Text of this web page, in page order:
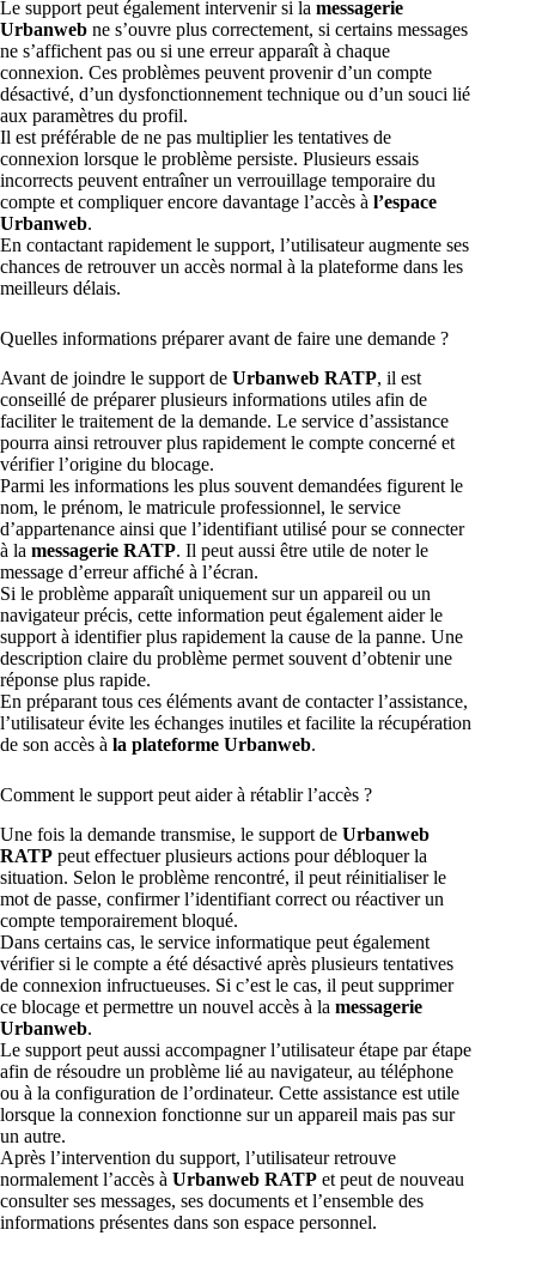
Le support peut également intervenir si la messagerie
Urbanweb ne s’ouvre plus correctement, si certains messages
ne s’affichent pas ou si une erreur apparaît à chaque
connexion. Ces problèmes peuvent provenir d’un compte
désactivé, d’un dysfonctionnement technique ou d’un souci lié
aux paramètres du profil.
Il est préférable de ne pas multiplier les tentatives de
connexion lorsque le problème persiste. Plusieurs essais
incorrects peuvent entraîner un verrouillage temporaire du
compte et compliquer encore davantage l’accès à l’espace
Urbanweb.
En contactant rapidement le support, l’utilisateur augmente ses
chances de retrouver un accès normal à la plateforme dans les
meilleurs délais.
Quelles informations préparer avant de faire une demande ?
Avant de joindre le support de Urbanweb RATP, il est
conseillé de préparer plusieurs informations utiles afin de
faciliter le traitement de la demande. Le service d’assistance
pourra ainsi retrouver plus rapidement le compte concerné et
vérifier l’origine du blocage.
Parmi les informations les plus souvent demandées figurent le
nom, le prénom, le matricule professionnel, le service
d’appartenance ainsi que l’identifiant utilisé pour se connecter
à la messagerie RATP. Il peut aussi être utile de noter le
message d’erreur affiché à l’écran.
Si le problème apparaît uniquement sur un appareil ou un
navigateur précis, cette information peut également aider le
support à identifier plus rapidement la cause de la panne. Une
description claire du problème permet souvent d’obtenir une
réponse plus rapide.
En préparant tous ces éléments avant de contacter l’assistance,
l’utilisateur évite les échanges inutiles et facilite la récupération
de son accès à la plateforme Urbanweb.
Comment le support peut aider à rétablir l’accès ?
Une fois la demande transmise, le support de Urbanweb
RATP peut effectuer plusieurs actions pour débloquer la
situation. Selon le problème rencontré, il peut réinitialiser le
mot de passe, confirmer l’identifiant correct ou réactiver un
compte temporairement bloqué.
Dans certains cas, le service informatique peut également
vérifier si le compte a été désactivé après plusieurs tentatives
de connexion infructueuses. Si c’est le cas, il peut supprimer
ce blocage et permettre un nouvel accès à la messagerie
Urbanweb.
Le support peut aussi accompagner l’utilisateur étape par étape
afin de résoudre un problème lié au navigateur, au téléphone
ou à la configuration de l’ordinateur. Cette assistance est utile
lorsque la connexion fonctionne sur un appareil mais pas sur
un autre.
Après l’intervention du support, l’utilisateur retrouve
normalement l’accès à Urbanweb RATP et peut de nouveau
consulter ses messages, ses documents et l’ensemble des
informations présentes dans son espace personnel.